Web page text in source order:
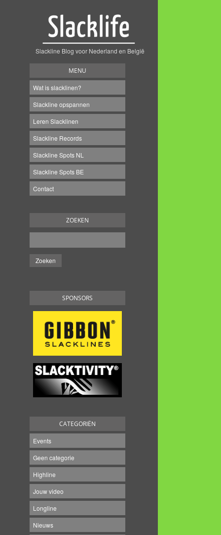
Slackline Blog voor Nederland en België
MENU
Wat is slacklinen?
Slackline opspannen
Leren Slacklinen
Slackline Records
Slackline Spots NL
Slackline Spots BE
Contact
ZOEKEN
SPONSORS
CATEGORIËN
Events
Geen categorie
Highline
Jouw video
Longline
Nieuws